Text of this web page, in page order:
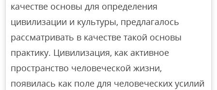
качестве основы для определения
цивилизации и культуры, предлагалось
рассматривать в качестве такой основы
практику. Цивилизация, как активное
пространство человеческой жизни,
появилась как поле для человеческих усилий